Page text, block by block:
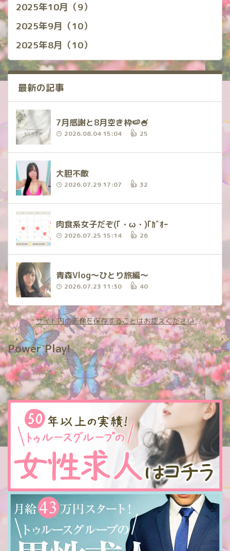
2025年10月（9）
2025年9月（10）
2025年8月（10）
最新の記事
7月感謝と8月空き枠🍉🍧
2026.08.04 15:04 25
大胆不敵
2026.07.29 17:07 32
肉食系女子だぞ(｢・ω・)｢ｶﾞｵｰ
2026.07.25 15:14 26
青森Vlog〜ひとり旅編〜
2026.07.23 11:30 40
サイト内の画像を保存することはお控えください
Power Play!